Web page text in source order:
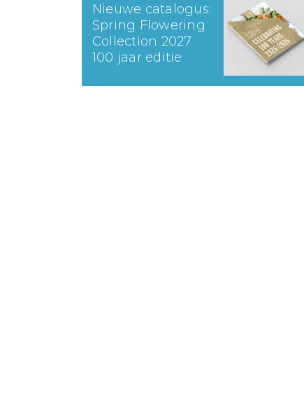
Nieuwe catalogus:
Spring Flowering
Collection 2027
100 jaar editie